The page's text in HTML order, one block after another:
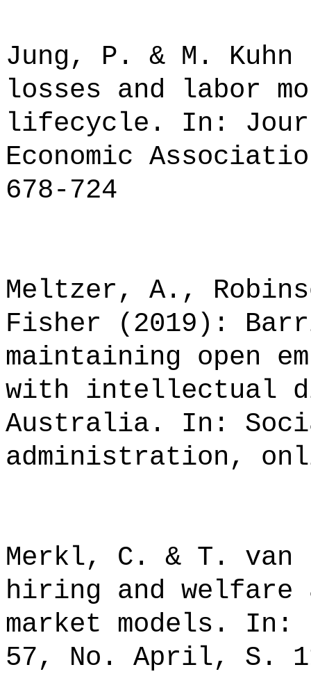
Jung, P. & M.
losses and labor
lifecycle. In:
Economic
678-724
Meltzer, A.,
Fisher (2019):
maintaining open
with intellectual
Australia. In:
administration,
Merkl, C. & T. van
hiring and
market models. In:
57, No. April, S.